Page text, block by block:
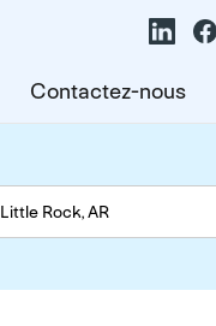
Contactez-nous